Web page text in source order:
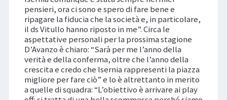
pensieri, ora ci sono e spero di fare bene e
ripagare la fiducia che la società e, in particolare,
il ds Vitullo hanno riposto in me”. Circa le
aspettative personali per la prossima stagione
D’Avanzo è chiaro: “Sarà per me l’anno della
verità e della conferma, oltre che l’anno della
crescita e credo che Isernia rappresenti la piazza
migliore per fare ciò” e lo è altrettanto in merito
a quelle di squadra: “L’obiettivo è arrivare ai play